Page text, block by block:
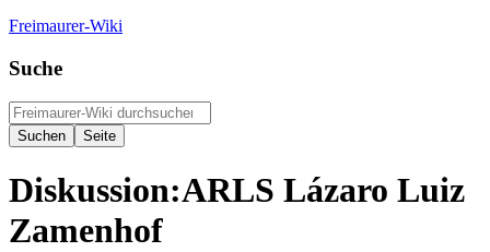
Freimaurer-Wiki
Suche
Diskussion:ARLS Lázaro Luiz
Zamenhof